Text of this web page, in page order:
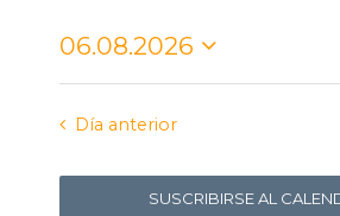
06.08.2026
Día anterior
SUSCRIBIRSE AL